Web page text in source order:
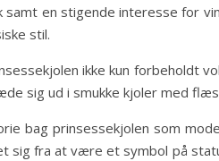
samt en stigende interesse for
stil.
ikke kun forbeholdt
sig ud i smukke kjoler med
bag prinsessekjolen som
sig fra at være et symbol på